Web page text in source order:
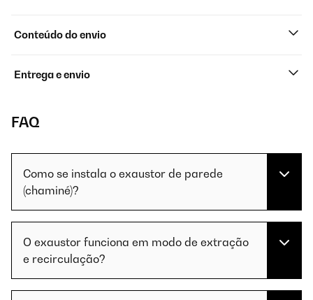
Conteúdo do envio
Entrega e envio
FAQ
Como se instala o exaustor de parede
(chaminé)?
O exaustor funciona em modo de extração
e recirculação?